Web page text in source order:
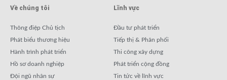
Về chúng tôi
Thông điệp Chủ tịch
Phát biểu thương hiệu
Hành trình phát triển
Hồ sơ doanh nghiệp
Đội ngũ nhân sự
Lĩnh vực
Đầu tư phát triển
Tiếp thị & Phân phối
Thi công xây dựng
Phát triển cộng đồng
Tin tức về lĩnh vực